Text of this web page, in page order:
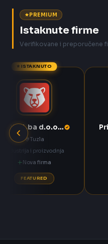
PREMIUM
Istaknute firme
Verifikovane i preporučene
⭐ ISTAKNUTO
ANNOA.ba d.o.o. Tuzla
Tuzla
Industrija i proizvodnja
Nova firma
FEATURED